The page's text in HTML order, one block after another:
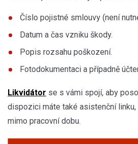
Číslo pojistné smlouvy (není
Datum a čas vzniku škody.
Popis rozsahu poškození.
Fotodokumentaci a případně
Likvidátor se s vámi spojí, aby
dispozici máte také asistenční
mimo pracovní dobu.